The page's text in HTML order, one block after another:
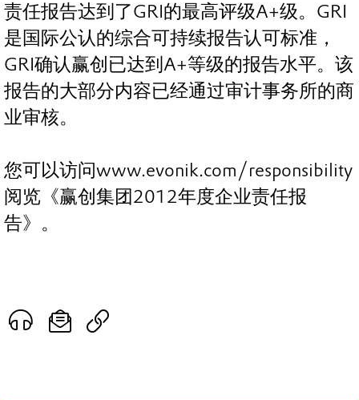
责任报告达到了GRI的最高评级A+级。GRI
是国际公认的综合可持续报告认可标准，
GRI确认赢创已达到A+等级的报告水平。该
报告的大部分内容已经通过审计事务所的商
业审核。
您可以访问www.evonik.com/responsibility
阅览《赢创集团2012年度企业责任报
告》。